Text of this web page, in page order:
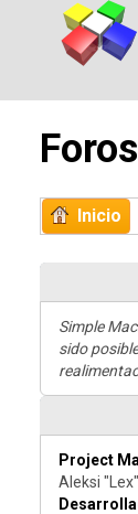
Foros
Inicio
Simple
sido
Project
Aleksi